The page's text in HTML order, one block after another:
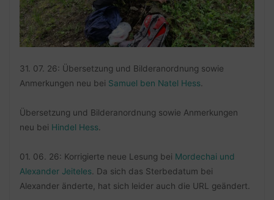
31. 07. 26: Übersetzung und Bilderanordnung sowie
Anmerkungen neu bei Samuel ben Natel Hess
Übersetzung und Bilderanordnung sowie Anmerkungen
neu bei Hindel Hess
01. 06. 26: Korrigierte neue Lesung bei Mordechai und
Alexander Jeiteles . Da sich das Sterbedatum bei
Alexander änderte, hat sich leider auch die URL geändert.